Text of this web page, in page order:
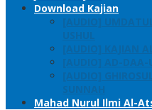
Download Kajian
[AUDIO]
USHUL
[AUDIO] KAJIAN
[AUDIO] AD-DAA-
[AUDIO]
SUNNAH
Mahad Nurul Ilmi Al-